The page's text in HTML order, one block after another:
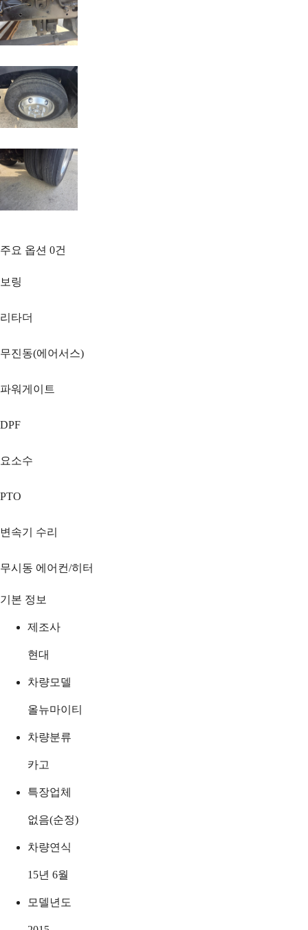
주요 옵션 0건
보링
리타더
무진동(에어서스)
파워게이트
DPF
요소수
PTO
변속기 수리
무시동 에어컨/히터
기본 정보
제조사
현대
차량모델
올뉴마이티
차량분류
카고
특장업체
없음(순정)
차량연식
15년 6월
모델년도